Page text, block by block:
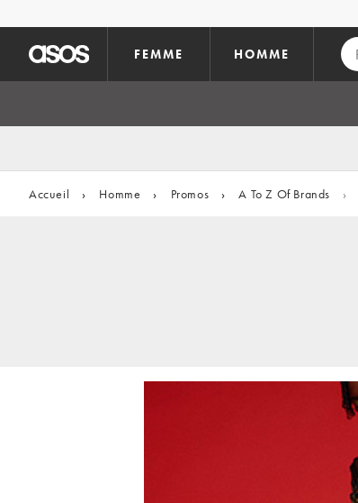
FEMME HOMME
Accueil › Homme › Promos › A To Z Of Brands ›